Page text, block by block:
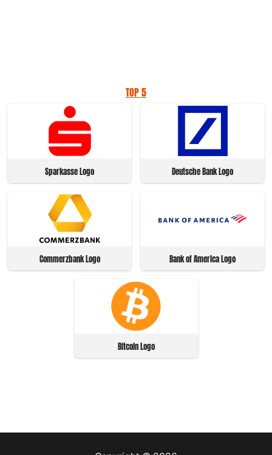
TOP 5
Sparkasse Logo Deutsche Bank Logo
Commerzbank Logo Bank of America Logo
Bitcoin Logo